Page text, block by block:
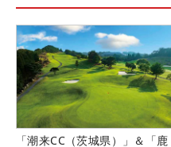
「潮来CC（茨城県）」＆「鹿